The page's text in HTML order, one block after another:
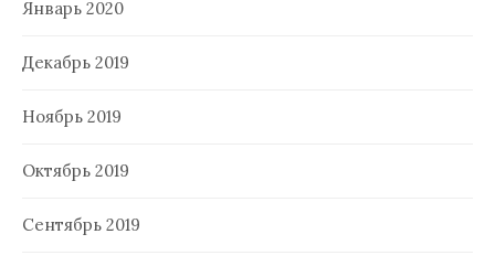
Январь 2020
Декабрь 2019
Ноябрь 2019
Октябрь 2019
Сентябрь 2019